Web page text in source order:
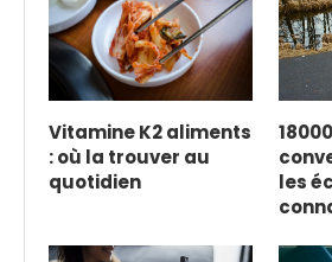
Vitamine K2 aliments
: où la trouver au
quotidien
les